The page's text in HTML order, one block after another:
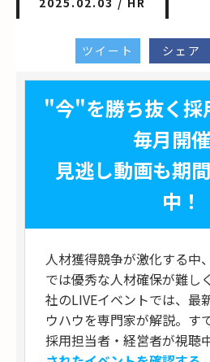
ツイート シェア
"今"を勝ち抜く採
毎月開催
見逃し動画も期
中！
人材獲得競争が激化する中
では優秀な人材確保が難し
社のLIVEイベントでは、最
ウハウを専門家が解説。す
採用担当者・経営者が視聴